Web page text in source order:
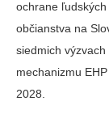
ochrane
občianstva na
siedmich
mechanizmu
2028.